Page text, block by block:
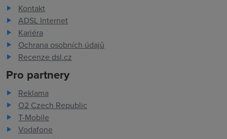
Kontakt
ADSL Internet
Kariéra
Ochrana osobních údajů
Recenze dsl.cz
Pro partnery
Reklama
O2 Czech Republic
T-Mobile
Vodafone